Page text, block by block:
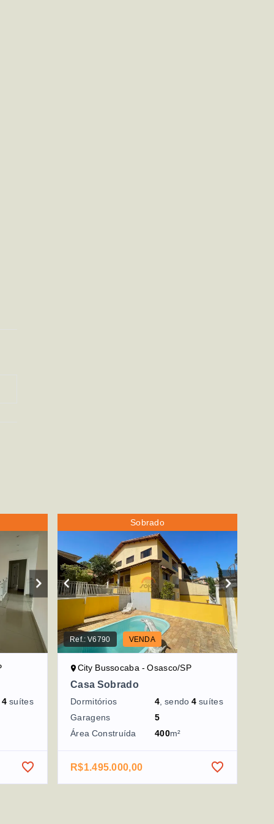
4 suítes
Sobrado
Ref.:V6790 VENDA
City Bussocaba - Osasco/SP
Casa Sobrado
Dormitórios 4, sendo4 suítes
Garagens
5
Área Construída
400m²
R$1.495.000,00